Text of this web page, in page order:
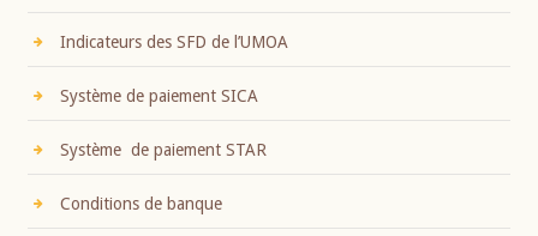
Indicateurs des SFD de l’UMOA
Système de paiement SICA
Système de paiement STAR
Conditions de banque